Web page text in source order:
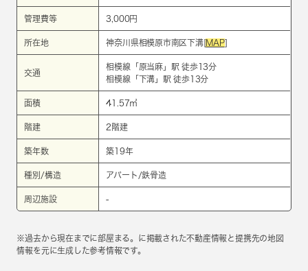
管理費等 3,000円
所在地 神奈川県相模原市南区下溝[MAP]
交通
相模線 「 原当麻」駅 徒歩13分
相模線 「 下溝 」駅 徒歩13分
面積 41.57㎡
階建 2階建
築年数 築19年
種別/構造 アパート/鉄骨造
周辺施設 -
※過去から現在までに部屋まる。に掲載された不動産情報と提携先の地図
情報を元に生成した参考情報です。